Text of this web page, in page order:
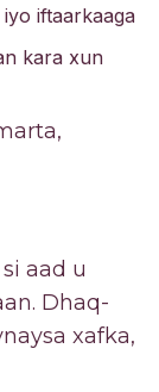
iftaarkaaga
kara xun
aad u
Dhaq-
xafka,